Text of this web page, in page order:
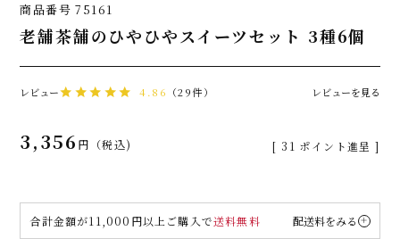
商品番号 75161
老舗茶舗のひやひやスイーツセット 3種6個
レビュー 4.86 （29件） レビューを見る
3,356 税込 [ 31 ポイント進呈 ]
合計金額が11,000円以上ご購入で送料無料 配送料をみる